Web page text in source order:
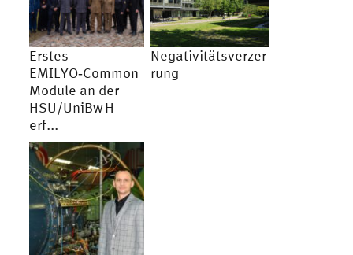
Erstes
EMILYO‑Common
Module an der
HSU/UniBw H
erf...
Negativitätsverzer
rung